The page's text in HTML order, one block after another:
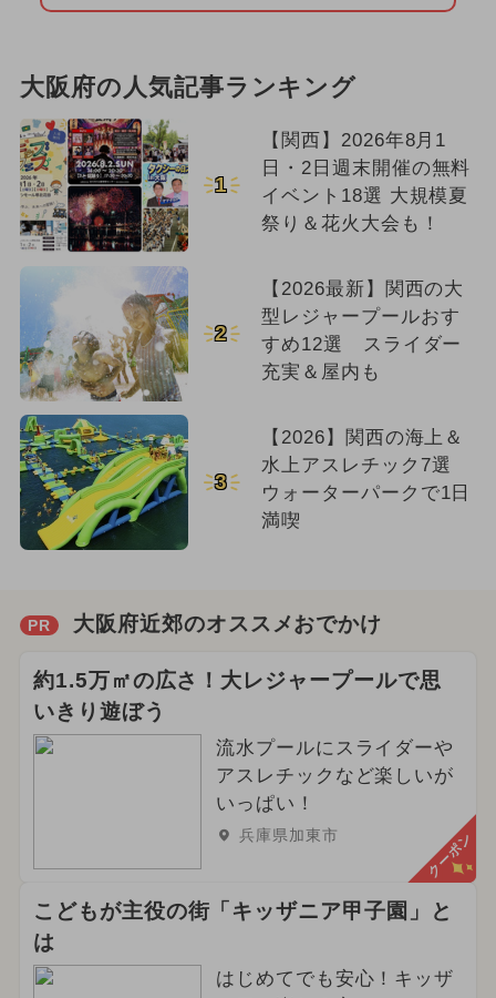
大阪府の人気記事ランキング
1
【関西】2026年8月1
日・2日週末開催の無料
イベント18選 大規模夏
祭り＆花火大会も！
2
【2026最新】関西の大
型レジャープールおす
すめ12選 スライダー
充実＆屋内も
3
【2026】関西の海上＆
水上アスレチック7選
ウォーターパークで1日
満喫
PR 大阪府近郊のオススメおでかけ
約1.5万㎡の広さ！大レジャープールで思
いきり遊ぼう
流水プールにスライダーや
アスレチックなど楽しいが
いっぱい！
兵庫県加東市 クーポン
こどもが主役の街「キッザニア甲子園」と
は
はじめてでも安心！キッザ